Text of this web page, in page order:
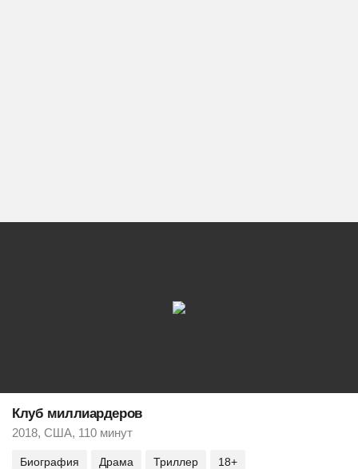
Клуб миллиардеров
2018, США, 110 минут
Биография Драма Триллер 18+